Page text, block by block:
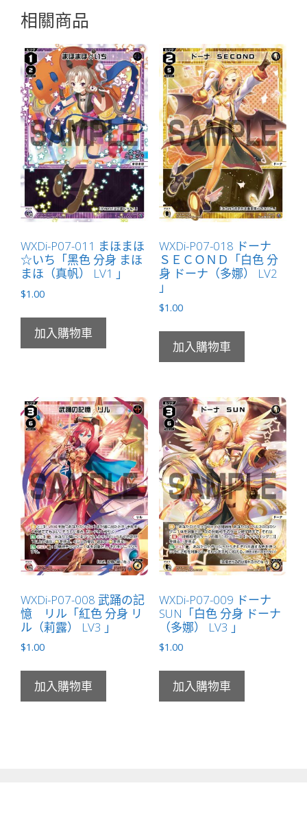
シ
名）
LV1
」
數
量
相關商品
WXDi-P07-011 まほまほ
☆いち「黑色 分身 まほ
まほ（真帆） LV1 」
$1.00
加入購物車
WXDi-P07-018 ドーナ
ＳＥＣＯＮＤ「白色 分
身 ドーナ（多娜） LV2
」
$1.00
加入購物車
WXDi-P07-008 武踊の記
憶 リル「紅色 分身 リ
ル（莉露） LV3 」
$1.00
加入購物車
WXDi-P07-009 ドーナ
SUN「白色 分身 ドーナ
（多娜） LV3 」
$1.00
加入購物車